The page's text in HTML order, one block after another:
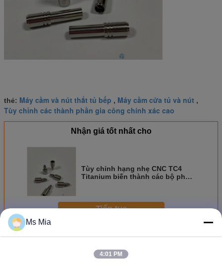
thẻ: Máy cầm và nút thắt tủ bếp , Máy cầm cửa tủ và nút ,
Tùy chỉnh các thành phần gia công chính xác cao
Nhận giá tốt nhất cho
Tùy chỉnh hạng nhẹ CNC TC4
Titanium biến thành các bộ phận
Tiếp tục
HơnCác thành phần máy chính xác
Ms Mia
4:01 PM